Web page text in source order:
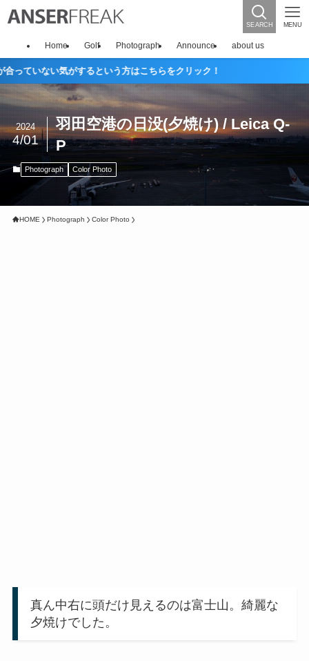
SEARCH MENU
Home Golf Photograph Announce about us
ない気がするという方はこちらをクリック！
羽田空港の日没(夕焼け) / Leica Q-
P
2024
4/01
Photograph Color Photo
HOME Photograph Color Photo
真ん中右に頭だけ見えるのは富士山。綺麗な
夕焼けでした。